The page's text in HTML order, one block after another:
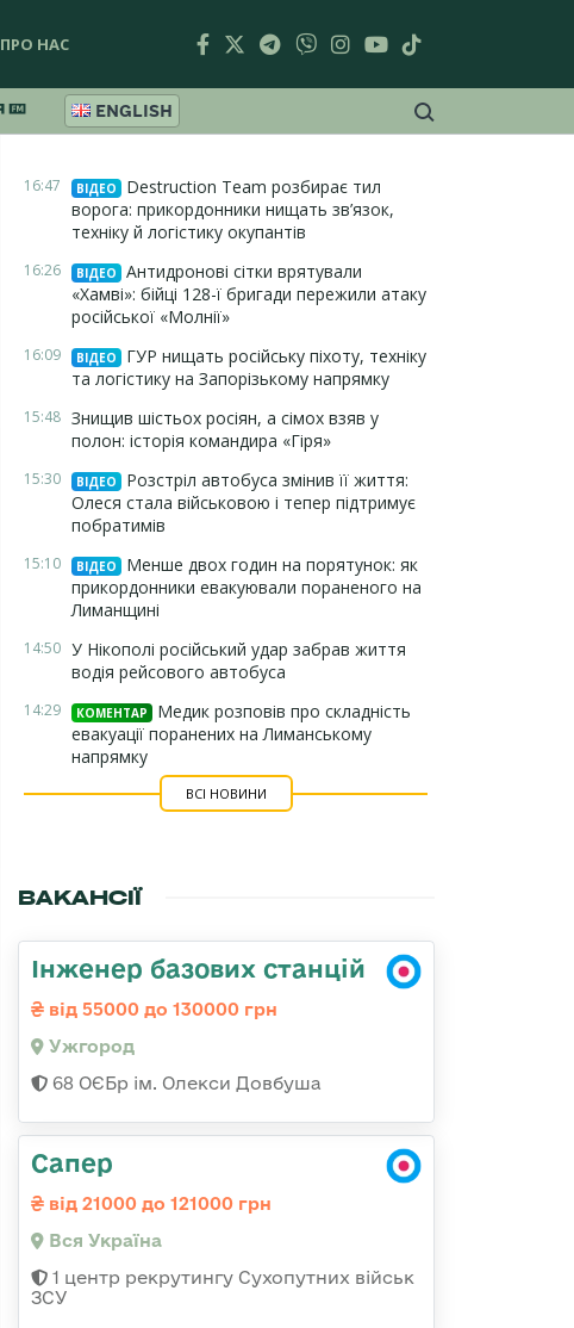
ПРО НАС
ENGLISH
16:47 ВІДЕО
Destruction Team розбирає тил
ворога: прикордонники нищать зв’язок,
техніку й логістику окупантів
16:26 ВІДЕО
Антидронові сітки врятували
«Хамві»: бійці 128-ї бригади пережили атаку
російської «Молнії»
16:09 ВІДЕО
ГУР нищать російську піхоту, техніку
та логістику на Запорізькому напрямку
15:48 Знищив шістьох росіян, а сімох взяв у
полон: історія командира «Гіря»
15:30 ВІДЕО
Розстріл автобуса змінив її життя:
Олеся стала військовою і тепер підтримує
побратимів
15:10 ВІДЕО
Менше двох годин на порятунок: як
прикордонники евакуювали пораненого на
Лиманщині
14:50 У Нікополі російський удар забрав життя
водія рейсового автобуса
14:29 КОМЕНТАР
Медик розповів про складність
евакуації поранених на Лиманському
напрямку
ВСІ НОВИНИ
ВАКАНСІЇ
Інженер базових станцій
від 55000 до 130000 грн
Ужгород
68 ОЄБр ім. Олекси Довбуша
Сапер
від 21000 до 121000 грн
Вся Україна
1 центр рекрутингу Сухопутних військ
ЗСУ